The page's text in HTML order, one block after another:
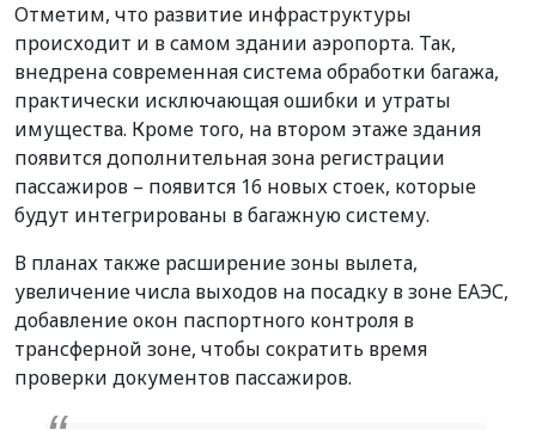
Отметим, что развитие инфраструктуры
происходит и в самом здании аэропорта. Так,
внедрена современная система обработки багажа,
практически исключающая ошибки и утраты
имущества. Кроме того, на втором этаже здания
появится дополнительная зона регистрации
пассажиров – появится 16 новых стоек, которые
будут интегрированы в багажную систему.
В планах также расширение зоны вылета,
увеличение числа выходов на посадку в зоне ЕАЭС,
добавление окон паспортного контроля в
трансферной зоне, чтобы сократить время
проверки документов пассажиров.